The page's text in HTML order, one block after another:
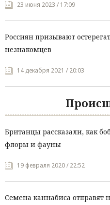
23 июня 2023 / 17:09
Россиян призывают
незнакомцев
14 декабря 2021 / 20:03
Британцы рассказали, как
флоры и фауны
19 февраля 2020 / 22:52
Семена каннабиса отправят